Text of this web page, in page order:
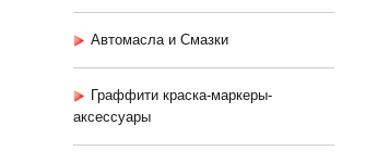
Автомасла и Смазки
Граффити краска-маркеры-
аксессуары